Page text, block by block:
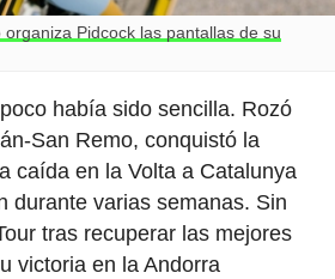
Pidcock las pantallas de su
había sido sencilla. Rozó
San Remo, conquistó la
caída en la Volta a Catalunya
durante varias semanas. Sin
tras recuperar las mejores
victoria en la Andorra